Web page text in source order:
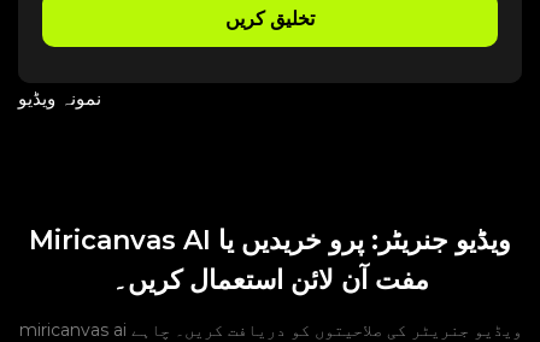
تخلیق کریں
نمونہ ویڈیو
Miricanvas AI ویڈیو جنریٹر: پرو خریدیں یا
مفت آن لائن استعمال کریں۔
miricanvas ai ویڈیو جنریٹر کی صلاحیتوں کو دریافت کریں۔ چاہے